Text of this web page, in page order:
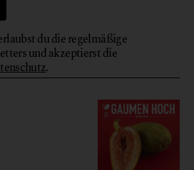
du die regelmäßige
und akzeptierst die
.